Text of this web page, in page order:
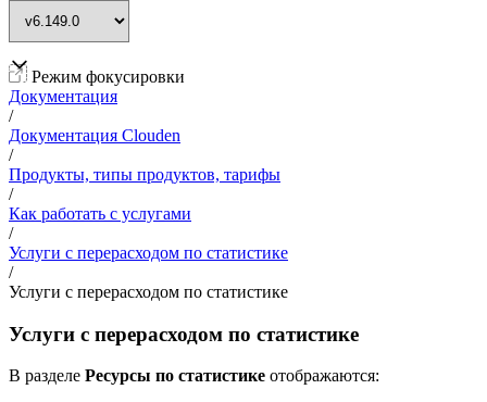
Режим фокусировки
Документация
/
Документация Clouden
/
Продукты, типы продуктов, тарифы
/
Как работать с услугами
/
Услуги с перерасходом по статистике
/
Услуги с перерасходом по статистике
Услуги с перерасходом по статистике
В разделе Ресурсы по статистике отображаются: